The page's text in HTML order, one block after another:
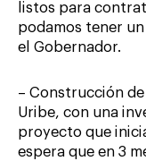
listos para
podamos tener
el Gobernador.
– Construcción
Uribe, con una
proyecto que
espera que en 3